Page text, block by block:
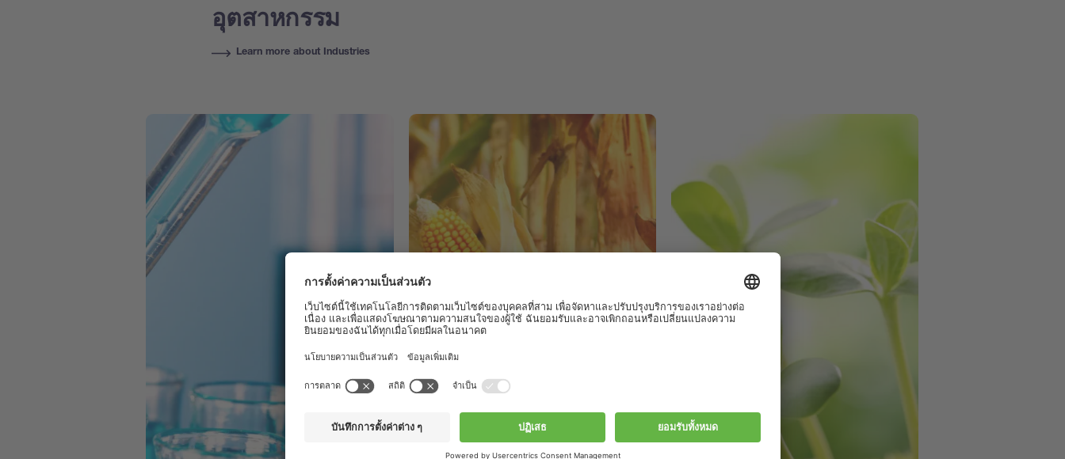
อุตสาหกรรม
Learn more about Industries